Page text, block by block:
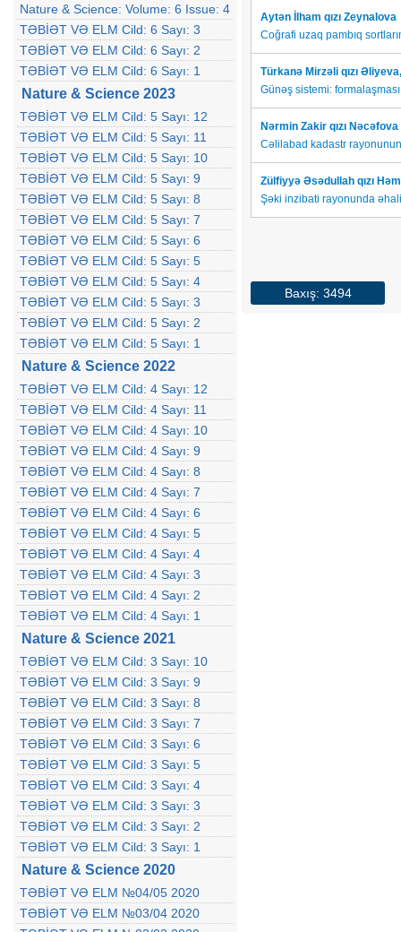
Nature & Science: Volume: 6 Issue: 4
TƏBİƏT VƏ ELM Cild: 6 Sayı: 3
TƏBİƏT VƏ ELM Cild: 6 Sayı: 2
TƏBİƏT VƏ ELM Cild: 6 Sayı: 1
Nature & Science 2023
TƏBİƏT VƏ ELM Cild: 5 Sayı: 12
TƏBİƏT VƏ ELM Cild: 5 Sayı: 11
TƏBİƏT VƏ ELM Cild: 5 Sayı: 10
TƏBİƏT VƏ ELM Cild: 5 Sayı: 9
TƏBİƏT VƏ ELM Cild: 5 Sayı: 8
TƏBİƏT VƏ ELM Cild: 5 Sayı: 7
TƏBİƏT VƏ ELM Cild: 5 Sayı: 6
TƏBİƏT VƏ ELM Cild: 5 Sayı: 5
TƏBİƏT VƏ ELM Cild: 5 Sayı: 4
TƏBİƏT VƏ ELM Cild: 5 Sayı: 3
TƏBİƏT VƏ ELM Cild: 5 Sayı: 2
TƏBİƏT VƏ ELM Cild: 5 Sayı: 1
Nature & Science 2022
TƏBİƏT VƏ ELM Cild: 4 Sayı: 12
TƏBİƏT VƏ ELM Cild: 4 Sayı: 11
TƏBİƏT VƏ ELM Cild: 4 Sayı: 10
TƏBİƏT VƏ ELM Cild: 4 Sayı: 9
TƏBİƏT VƏ ELM Cild: 4 Sayı: 8
TƏBİƏT VƏ ELM Cild: 4 Sayı: 7
TƏBİƏT VƏ ELM Cild: 4 Sayı: 6
TƏBİƏT VƏ ELM Cild: 4 Sayı: 5
TƏBİƏT VƏ ELM Cild: 4 Sayı: 4
TƏBİƏT VƏ ELM Cild: 4 Sayı: 3
TƏBİƏT VƏ ELM Cild: 4 Sayı: 2
TƏBİƏT VƏ ELM Cild: 4 Sayı: 1
Nature & Science 2021
TƏBİƏT VƏ ELM Cild: 3 Sayı: 10
TƏBİƏT VƏ ELM Cild: 3 Sayı: 9
TƏBİƏT VƏ ELM Cild: 3 Sayı: 8
TƏBİƏT VƏ ELM Cild: 3 Sayı: 7
TƏBİƏT VƏ ELM Cild: 3 Sayı: 6
TƏBİƏT VƏ ELM Cild: 3 Sayı: 5
TƏBİƏT VƏ ELM Cild: 3 Sayı: 4
TƏBİƏT VƏ ELM Cild: 3 Sayı: 3
TƏBİƏT VƏ ELM Cild: 3 Sayı: 2
TƏBİƏT VƏ ELM Cild: 3 Sayı: 1
Nature & Science 2020
TƏBİƏT VƏ ELM №04/05 2020
TƏBİƏT VƏ ELM №03/04 2020
Aytən İlham qızı Zeynalova
Coğrafi uzaq pambıq
Türkanə Mirzəli qızı
Günəş sistemi:
Nərmin Zakir qızı Nəcəfova
Cəlilabad kadastr
Zülfiyyə Əsədullah qızı
Şəki inzibati rayonunda
Baxış: 3494